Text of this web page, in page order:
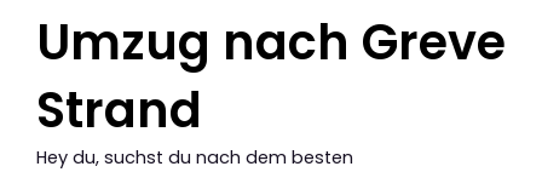
Umzug nach Greve
Strand
Hey du, suchst du nach dem besten